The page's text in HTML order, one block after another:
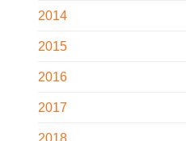
2014
2015
2016
2017